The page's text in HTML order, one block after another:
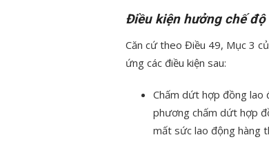
Điều kiện hưởng chế độ
Căn cứ theo Điều 49, Mục 3
ứng các điều kiện sau:
Chấm dứt hợp đồng lao
phương chấm dứt hợp
mất sức lao động hàng